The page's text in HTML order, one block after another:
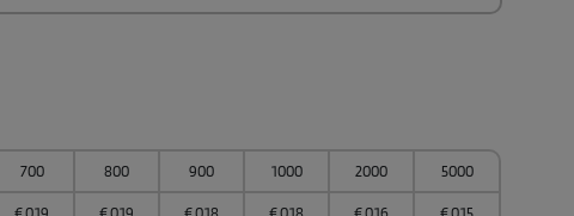
700 800 900 1000 2000 5000